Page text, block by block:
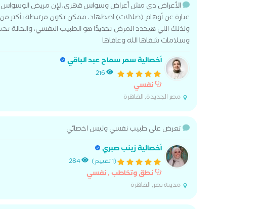
الأعراض دي مش أعراض وسواس قهري، لإن مريض الوسواس
عبارة عن أوهام (ضلالات) اضطهاد، ممكن تكون مرتبطة
ولذلك اللي هيحدد المرض تحديدًا هو الطبيب النفسي،
وسلامات شفاها الله وعافاها
أخصائية سمر سماح عبد الباقي
216
نفسي
مصر الجديدة, القاهرة
تعرض على طبيب نفسي وليس اخصائي
أخصائية زينب صبري
(1 تقييم) 284
نطق وتخاطب , نفسي
مدينة نصر, القاهرة